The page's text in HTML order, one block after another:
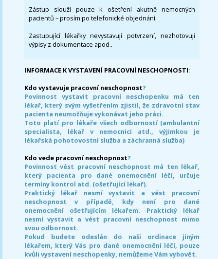
Zástup slouží pouze k ošetření akutně nemocných
pacientů – prosím po telefonické objednání.
Zastupující lékařky nevystavují potvrzení, nezhotovují
výpisy z dokumentace apod..
INFORMACE K VYSTAVENÍ PRACOVNÍ NESCHOPNOSTI:
Kdo vystavuje pracovní neschopnost?
Povinnost vystavit pracovní neschopenku má ten
lékař, který svým vyšetřením zjistil, že zdravotní stav
pacienta neumožňuje vykonávat jeho práci.
Toto platí pro lékaře všech odborností (ambulantní
specialista, lékař v nemocnici atd., výjimkou je
lékařská pohotovostní služba a záchranná služba)
Kdo vede pracovní neschopnost?
Povinnost vést pracovní neschopnost má ten lékař,
který pacienta pro dané onemocnění léčí, určuje
termíny kontrol atd. (ošetřující lékař).
Praktický lékař nesmí vystavit a vést pracovní
neschopnost v případě, kdy není pro dané
onemocnění ošetřujícím lékařem. Praktický lékař
nesmí vystavit a vést pracovní neschopnost mimo
svou odbornost.
Pokud budete odeslán do naši ordinace jiným
lékařem, který Vás pro dané onemocnění léčí, pouze
kvůli vystavení neschopenky, nemůžeme Vám vyhovět.